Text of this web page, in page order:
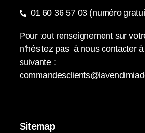
01 60 36 57 03 (numéro
Pour tout renseignement sur
n’hésitez pas à nous contacter à
suivante :
Sitemap